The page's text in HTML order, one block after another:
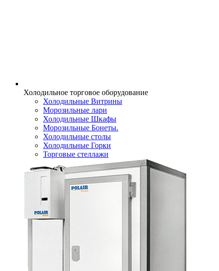
Холодильное торговое оборудование
Холодильные Витрины
Морозильные лари
Холодильные Шкафы
Морозильные Бонеты.
Холодильные столы
Холодильные Горки
Торговые стеллажи